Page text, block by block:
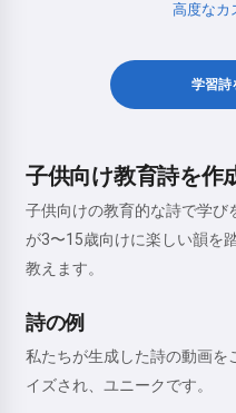
高度なカ
学習詩
子供向け教育詩を作
子供向けの教育的な詩で学び
が3〜15歳向けに楽しい韻を
教えます。
詩の例
私たちが生成した詩の動画を
イズされ、ユニークです。